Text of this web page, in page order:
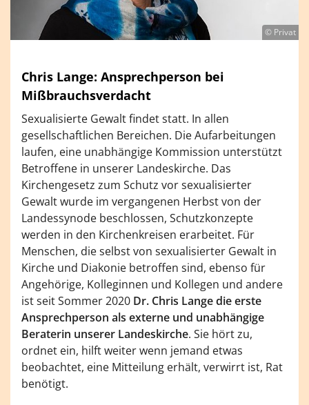
© Privat
Chris Lange: Ansprechperson bei
Mißbrauchsverdacht
Sexualisierte Gewalt findet statt. In allen
gesellschaftlichen Bereichen. Die Aufarbeitungen
laufen, eine unabhängige Kommission unterstützt
Betroffene in unserer Landeskirche. Das
Kirchengesetz zum Schutz vor sexualisierter
Gewalt wurde im vergangenen Herbst von der
Landessynode beschlossen, Schutzkonzepte
werden in den Kirchenkreisen erarbeitet. Für
Menschen, die selbst von sexualisierter Gewalt in
Kirche und Diakonie betroffen sind, ebenso für
Angehörige, Kolleginnen und Kollegen und andere
ist seit Sommer 2020 Dr. Chris Lange die erste
Ansprechperson als externe und unabhängige
Beraterin unserer Landeskirche. Sie hört zu,
ordnet ein, hilft weiter wenn jemand etwas
beobachtet, eine Mitteilung erhält, verwirrt ist, Rat
benötigt.